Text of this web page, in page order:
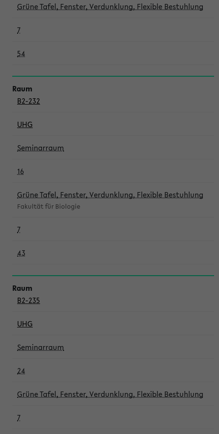
Grüne Tafel, Fenster, Verdunklung, Flexible Bestuhlung
7
54
B2-232
UHG
Seminarraum
16
Grüne Tafel, Fenster, Verdunklung, Flexible Bestuhlung
Fakultät für Biologie
7
43
B2-235
UHG
Seminarraum
24
Grüne Tafel, Fenster, Verdunklung, Flexible Bestuhlung
7